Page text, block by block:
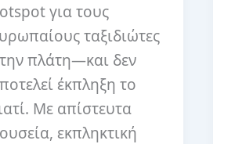
για τους
ταξιδιώτες
πλάτη—και δεν
έκπληξη το
Με απίστευτα
εκπληκτική